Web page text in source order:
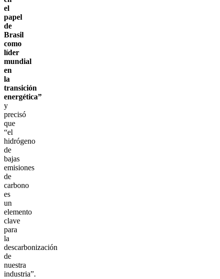
el
papel
de
Brasil
como
líder
mundial
en
la
transición
energética”
y
precisó
que
“el
hidrógeno
de
bajas
emisiones
de
carbono
es
un
elemento
clave
para
la
descarbonización
de
nuestra
industria”.